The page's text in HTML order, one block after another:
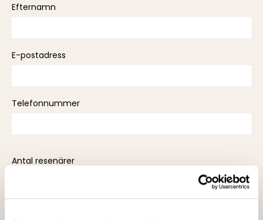
empty.
Efternamn
E-postadress
Telefonnummer
Antal resenärer